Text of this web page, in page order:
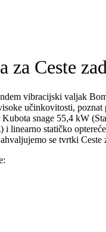
za Ceste
vibracijski valjak
učinkovitosti, poznat
snage 55,4 kW
linearno statičko
se tvrtki Ceste